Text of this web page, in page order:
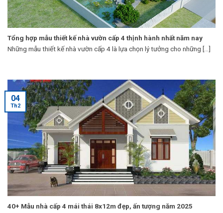
Tổng hợp mẫu thiết kế nhà vườn cấp 4 thịnh hành nhất năm nay
Những mẫu thiết kế nhà vườn cấp 4 là lựa chọn lý tưởng cho những [...]
40+ Mẫu nhà cấp 4 mái thái 8x12m đẹp, ấn tượng năm 2025
04
Th2